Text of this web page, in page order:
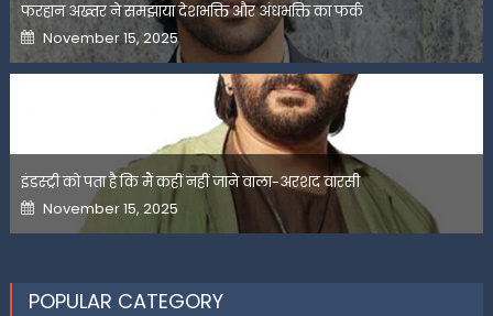
फरहान अख्तर ने समझाया देशभक्ति और अंधभक्ति का फर्क
Posted
on
November 15, 2025
इंडस्ट्री को पता है कि मैं कहीं नहीं जाने वाला-अरशद वारसी
Posted
on
November 15, 2025
POPULAR CATEGORY